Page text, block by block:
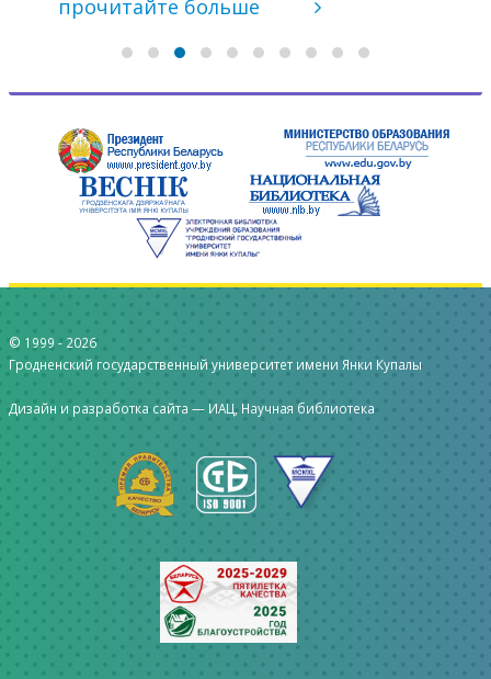
прочитайте больше
© 1999 - 2026
Гродненский государственный университет имени Янки Купалы
Дизайн и разработка сайта — ИАЦ, Научная библиотека